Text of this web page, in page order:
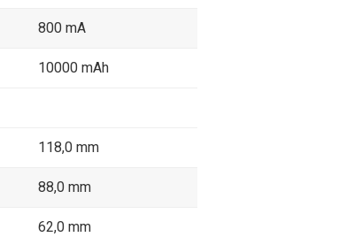
800 mA
10000 mAh
118,0 mm
88,0 mm
62,0 mm